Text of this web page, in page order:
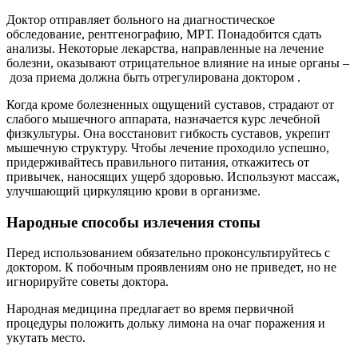
Доктор отправляет больного на диагностическое
обследование, рентгенографию, МРТ. Понадобится сдать
анализы. Некоторые лекарства, направленные на лечение
болезни, оказывают отрицательное влияние на иные органы –
доза приема должна быть отрегулирована доктором .
Когда кроме болезненных ощущений суставов, страдают от
слабого мышечного аппарата, назначается курс лечебной
физкультуры. Она восстановит гибкость суставов, укрепит
мышечную структуру. Чтобы лечение проходило успешно,
придерживайтесь правильного питания, откажитесь от
привычек, наносящих ущерб здоровью. Используют массаж,
улучшающий циркуляцию крови в организме.
Народные способы излечения стопы
Перед использованием обязательно проконсультируйтесь с
доктором. К побочным проявлениям оно не приведет, но не
игнорируйте советы доктора.
Народная медицина предлагает во время первичной
процедуры положить дольку лимона на очаг поражения и
укутать место.